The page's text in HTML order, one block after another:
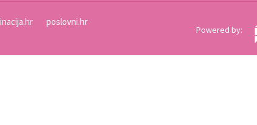
poslovni.hr
Powered by: